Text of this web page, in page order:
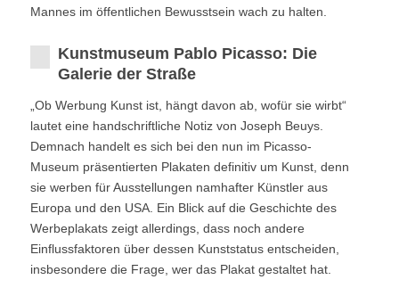
Mannes im öffentlichen Bewusstsein wach zu halten.
Kunstmuseum Pablo Picasso: Die
Galerie der Straße
„Ob Werbung Kunst ist, hängt davon ab, wofür sie wirbt“
lautet eine handschriftliche Notiz von Joseph Beuys.
Demnach handelt es sich bei den nun im Picasso-
Museum präsentierten Plakaten definitiv um Kunst, denn
sie werben für Ausstellungen namhafter Künstler aus
Europa und den USA. Ein Blick auf die Geschichte des
Werbeplakats zeigt allerdings, dass noch andere
Einflussfaktoren über dessen Kunststatus entscheiden,
insbesondere die Frage, wer das Plakat gestaltet hat.